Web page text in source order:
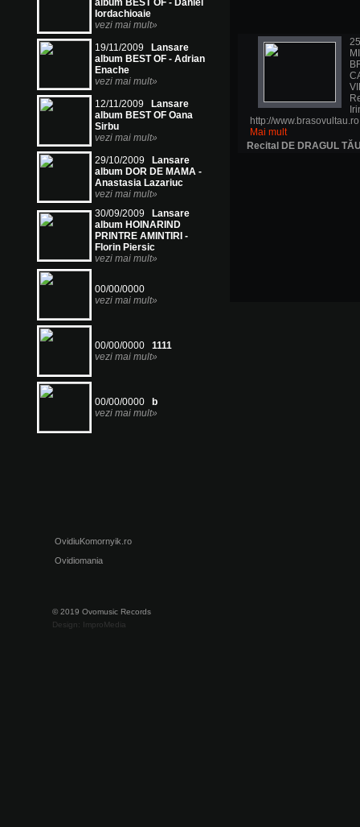
album BEST OF - Daniel
Iordachioaie
vezi mai mult»
19/11/2009
Lansare
album BEST OF - Adrian
Enache
vezi mai mult»
12/11/2009
Lansare
album BEST OF Oana
Sirbu
vezi mai mult»
29/10/2009
Lansare
album DOR DE MAMA -
Anastasia Lazariuc
vezi mai mult»
30/09/2009
Lansare
album HOINARIND
PRINTRE AMINTIRI -
Florin Piersic
vezi mai mult»
00/00/0000
vezi mai mult»
00/00/0000
1111
vezi mai mult»
00/00/0000
b
vezi mai mult»
http://
Mai mult
Recital DE DRAGUL
OvidiuKomornyik.ro
Ovidiomania
© 2019 Ovomusic Records
Design: ImproMedia